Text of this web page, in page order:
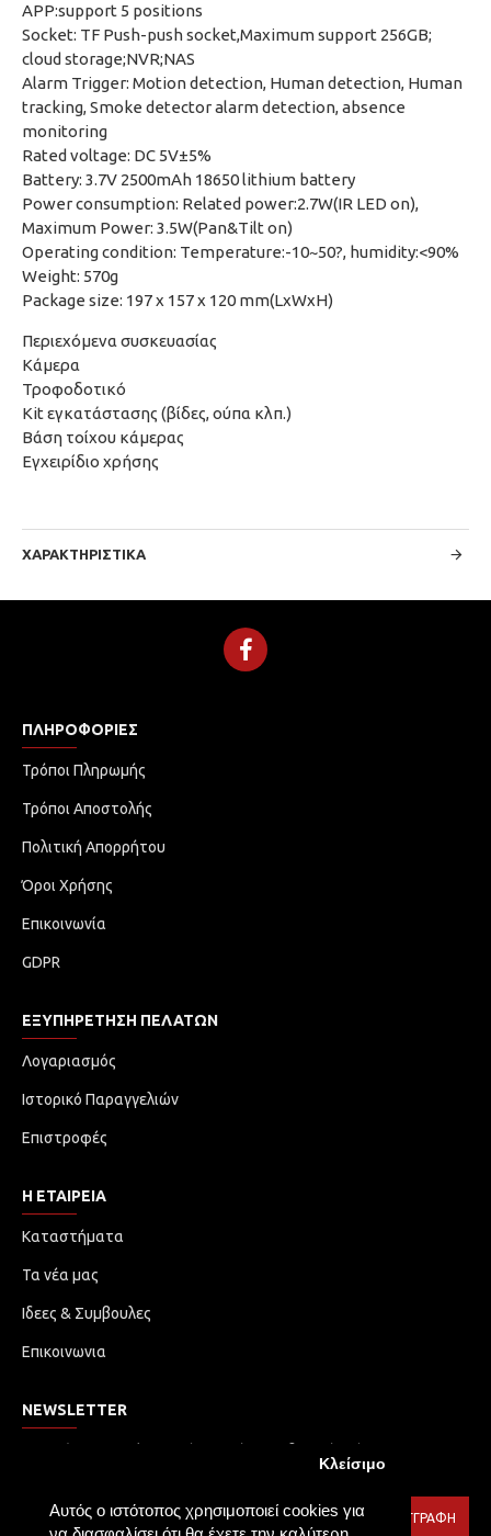
Αυτός ο ιστότοπος χρησιμοποιεί cookies για
Κλείσιμο
APP:support 5 positions
Socket: TF Push-push socket,Maximum support 256GB;
cloud storage;NVR;NAS
Alarm Trigger: Motion detection, Human detection, Human
tracking, Smoke detector alarm detection, absence
monitoring
Rated voltage: DC 5V±5%
Battery: 3.7V 2500mAh 18650 lithium battery
Power consumption: Related power:2.7W(IR LED on),
Maximum Power: 3.5W(Pan&Tilt on)
Operating condition: Temperature:-10~50?, humidity:<90%
Weight: 570g
Package size: 197 x 157 x 120 mm(LxWxH)
Περιεχόμενα συσκευασίας
Κάμερα
Τροφοδοτικό
Kit εγκατάστασης (βίδες, ούπα κλπ.)
Βάση τοίχου κάμερας
Εγχειρίδιο χρήσης
ΧΑΡΑΚΤΗΡΙΣΤΙΚΆ
ΠΛΗΡΟΦΟΡΊΕΣ
Τρόποι Πληρωμής
Τρόποι Αποστολής
Πολιτική Απορρήτου
Όροι Χρήσης
Επικοινωνία
GDPR
ΕΞΥΠΗΡΈΤΗΣΗ ΠΕΛΑΤΏΝ
Λογαριασμός
Ιστορικό Παραγγελιών
Επιστροφές
Η ΕΤΑΙΡΕΙΑ
Καταστήματα
Τα νέα μας
Ιδεες & Συμβουλες
Επικοινωνια
NEWSLETTER
ΕΓΓΡΑΦΉ